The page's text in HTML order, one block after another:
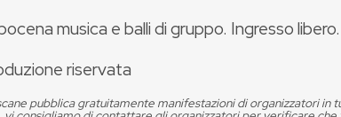
musica e balli di gruppo. Ingresso libero.
riservata
pubblica gratuitamente manifestazioni di organizzatori in